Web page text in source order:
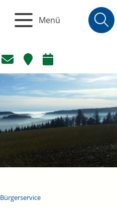
Menü
Bürgerservice